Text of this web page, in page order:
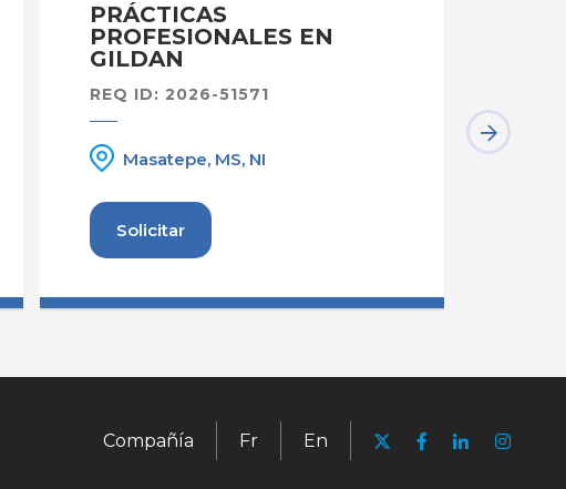
PRÁCTICAS
PROFESIONALES EN
GILDAN
REQ ID: 2026-51571
Masatepe, MS, NI
Solicitar
Compañía Fr En